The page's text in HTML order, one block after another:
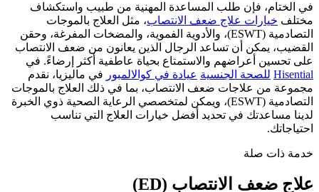
في الختام، فإن طلب المساعدة المهنية من طبيب واستكشاف
مختلف خيارات علاج ضعف الانتصاب، مثل العلاج بالموجات
التصادمية (ESWT)، والأدوية الفموية، والمضخات المفرغة، وحقن
القضيب، يمكن أن تساعد الرجال الذين يعانون من ضعف الانتصاب
على تحسين أعراضهم والاستمتاع بحياة عاطفية أكثر إرضاءً. في
Hisential للصحة الجنسية عيادة في كوالالمبور في ماليزيا، نقدم
مجموعة من علاجات ضعف الانتصاب، بما في ذلك العلاج بالموجات
التصادمية (ESWT)، ويمكن لمتخصصي الرعاية الصحية ذوي الخبرة
لدينا مساعدتك في تحديد أفضل خيارات العلاج التي تناسب
احتياجاتك.
خدمة ذات صلة
علاج ضعف الانتصاب (ED)